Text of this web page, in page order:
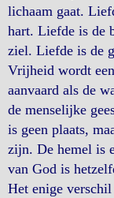
lichaam gaat.
hart. Liefde is de
ziel. Liefde is de
Vrijheid wordt
aanvaard als de
de menselijke
is geen plaats,
zijn. De hemel is
van God is
Het enige